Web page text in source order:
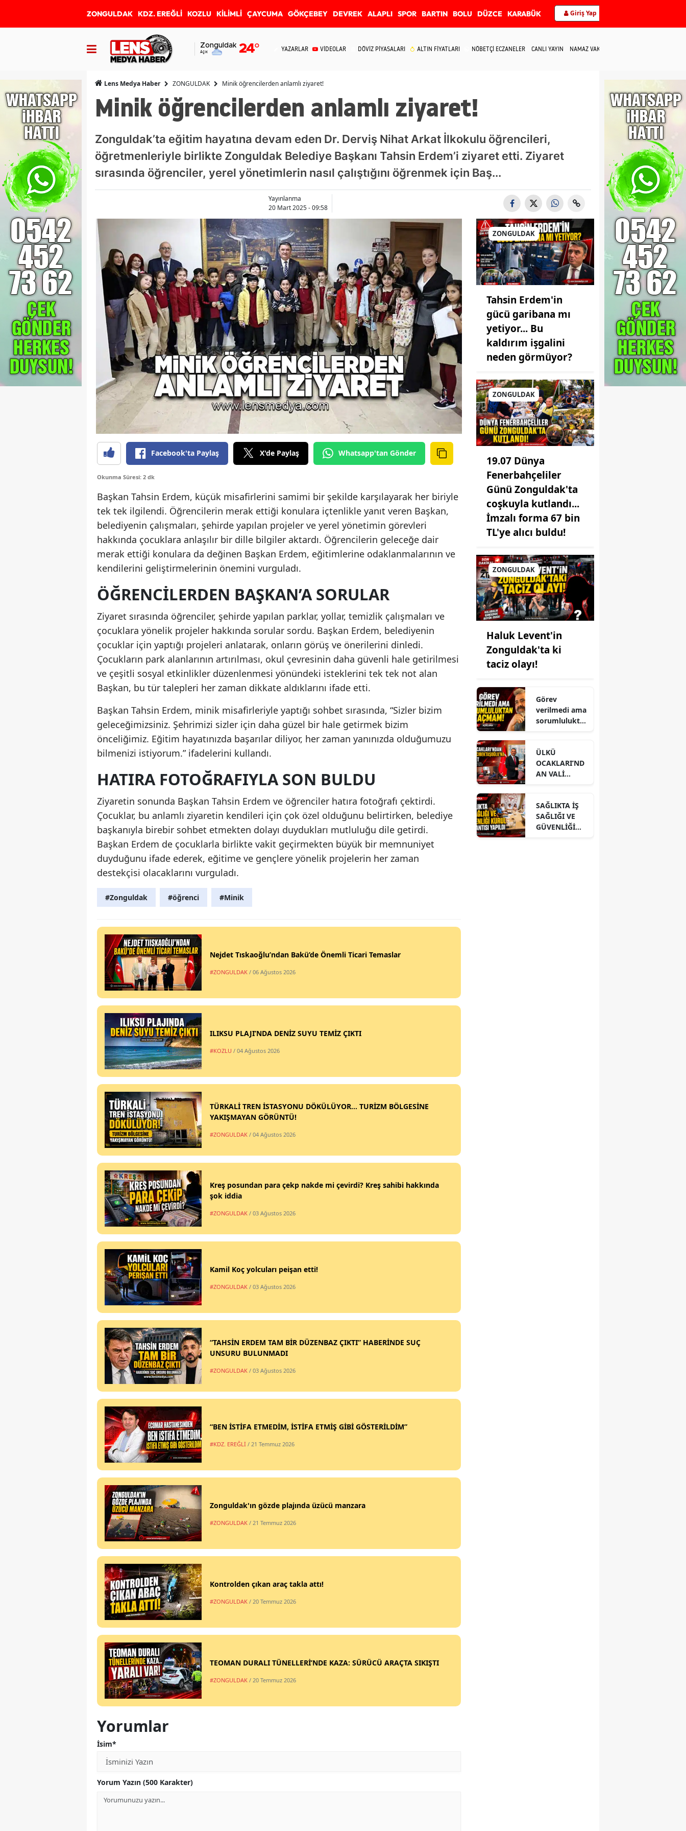
ZONGULDAK KDZ. EREĞLİ KOZLU KİLİMLİ ÇAYCUMA GÖKÇEBEY DEVREK ALAPLI SPOR BARTIN BOLU DÜZCE KARABÜK Giriş Yap
Zonguldak
Açık 24° YAZARLAR VİDEOLAR DÖVİZ PİYASALARI ALTIN FİYATLARI NÖBETÇİ ECZANELER CANLI YAYIN NAMAZ VAKİTLERİ
Lens Medya Haber ZONGULDAK Minik öğrencilerden anlamlı ziyaret!
Minik öğrencilerden anlamlı ziyaret!
Zonguldak’ta eğitim hayatına devam eden Dr. Derviş Nihat Arkat İlkokulu öğrencileri,
öğretmenleriyle birlikte Zonguldak Belediye Başkanı Tahsin Erdem’i ziyaret etti. Ziyaret
sırasında öğrenciler, yerel yönetimlerin nasıl çalıştığını öğrenmek için Baş...
Yayınlanma
20 Mart 2025 - 09:58
Facebook'ta Paylaş X'de Paylaş Whatsapp'tan Gönder
Okunma Süresi: 2 dk
Başkan Tahsin Erdem, küçük misafirlerini samimi bir şekilde karşılayarak her biriyle
tek tek ilgilendi. Öğrencilerin merak ettiği konulara içtenlikle yanıt veren Başkan,
belediyenin çalışmaları, şehirde yapılan projeler ve yerel yönetimin görevleri
hakkında çocuklara anlaşılır bir dille bilgiler aktardı. Öğrencilerin geleceğe dair
merak ettiği konulara da değinen Başkan Erdem, eğitimlerine odaklanmalarının ve
kendilerini geliştirmelerinin önemini vurguladı.
ÖĞRENCİLERDEN BAŞKAN’A SORULAR
Ziyaret sırasında öğrenciler, şehirde yapılan parklar, yollar, temizlik çalışmaları ve
çocuklara yönelik projeler hakkında sorular sordu. Başkan Erdem, belediyenin
çocuklar için yaptığı projeleri anlatarak, onların görüş ve önerilerini dinledi.
Çocukların park alanlarının artırılması, okul çevresinin daha güvenli hale getirilmesi
ve çeşitli sosyal etkinlikler düzenlenmesi yönündeki isteklerini tek tek not alan
Başkan, bu tür talepleri her zaman dikkate aldıklarını ifade etti.
Başkan Tahsin Erdem, minik misafirleriyle yaptığı sohbet sırasında, “Sizler bizim
geleceğimizsiniz. Şehrimizi sizler için daha güzel bir hale getirmek bizim
önceliğimiz. Eğitim hayatınızda başarılar diliyor, her zaman yanınızda olduğumuzu
bilmenizi istiyorum.” ifadelerini kullandı.
HATIRA FOTOĞRAFIYLA SON BULDU
Ziyaretin sonunda Başkan Tahsin Erdem ve öğrenciler hatıra fotoğrafı çektirdi.
Çocuklar, bu anlamlı ziyaretin kendileri için çok özel olduğunu belirtirken, belediye
başkanıyla birebir sohbet etmekten dolayı duydukları mutluluğu dile getirdi.
Başkan Erdem de çocuklarla birlikte vakit geçirmekten büyük bir memnuniyet
duyduğunu ifade ederek, eğitime ve gençlere yönelik projelerin her zaman
destekçisi olacaklarını vurguladı.
#Zonguldak #öğrenci #Minik
Nejdet Tıskaoğlu’ndan Bakü’de Önemli Ticari Temaslar
#ZONGULDAK / 06 Ağustos 2026
ILIKSU PLAJI’NDA DENİZ SUYU TEMİZ ÇIKTI
#KOZLU / 04 Ağustos 2026
TÜRKALİ TREN İSTASYONU DÖKÜLÜYOR... TURİZM BÖLGESİNE
YAKIŞMAYAN GÖRÜNTÜ!
#ZONGULDAK / 04 Ağustos 2026
Kreş posundan para çekp nakde mi çevirdi? Kreş sahibi hakkında
şok iddia
#ZONGULDAK / 03 Ağustos 2026
Kamil Koç yolcuları peişan etti!
#ZONGULDAK / 03 Ağustos 2026
“TAHSİN ERDEM TAM BİR DÜZENBAZ ÇIKTI” HABERİNDE SUÇ
UNSURU BULUNMADI
#ZONGULDAK / 03 Ağustos 2026
“BEN İSTİFA ETMEDİM, İSTİFA ETMİŞ GİBİ GÖSTERİLDİM”
#KDZ. EREĞLİ / 21 Temmuz 2026
Zonguldak'ın gözde plajında üzücü manzara
#ZONGULDAK / 21 Temmuz 2026
Kontrolden çıkan araç takla attı!
#ZONGULDAK / 20 Temmuz 2026
TEOMAN DURALI TÜNELLERİ’NDE KAZA: SÜRÜCÜ ARAÇTA SIKIŞTI
#ZONGULDAK / 20 Temmuz 2026
Yorumlar
İsim*
Yorum Yazın (500 Karakter)
ZONGULDAK
Tahsin Erdem'in
gücü garibana mı
yetiyor... Bu
kaldırım işgalini
neden görmüyor?
ZONGULDAK
19.07 Dünya
Fenerbahçeliler
Günü Zonguldak'ta
coşkuyla kutlandı...
İmzalı forma 67 bin
TL'ye alıcı buldu!
ZONGULDAK
Haluk Levent'in
Zonguldak'ta ki
taciz olayı!
Görev
verilmedi ama
sorumlulukta
ÜLKÜ
OCAKLARI’ND
AN VALİ
ZİYARET
SAĞLIKTA İŞ
SAĞLIĞI VE
GÜVENLİĞİ